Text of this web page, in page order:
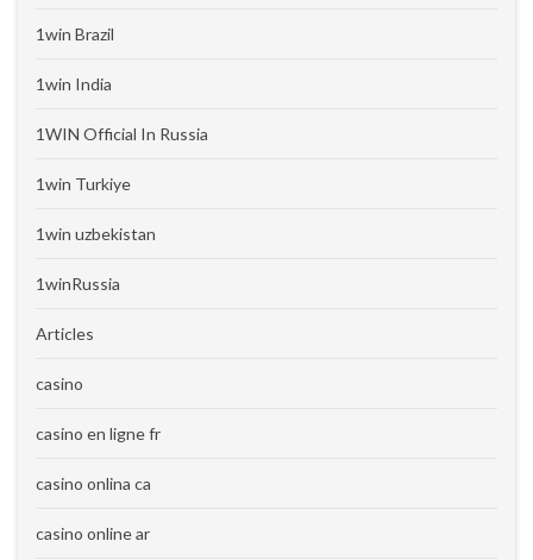
1win Brazil
1win India
1WIN Official In Russia
1win Turkiye
1win uzbekistan
1winRussia
Articles
casino
casino en ligne fr
casino onlina ca
casino online ar